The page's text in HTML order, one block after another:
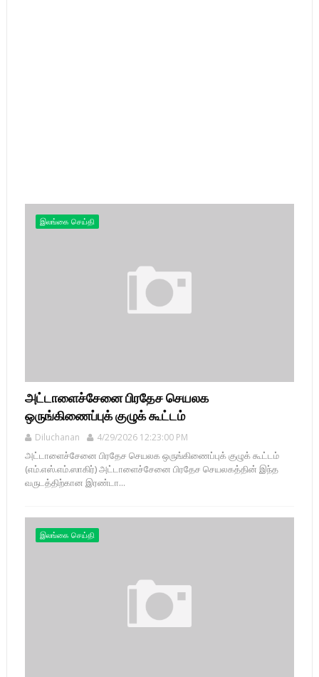
இலங்கை செய்தி
அட்டாளைச்சேனை பிரதேச செயலக
ஒருங்கிணைப்புக் குழுக் கூட்டம்
Diluchanan 4/29/2026 12:23:00 PM
அட்டாளைச்சேனை பிரதேச செயலக ஒருங்கிணைப்புக் குழுக் கூட்டம்
(எம்.எஸ்.எம்.ஸாகிர்) அட்டாளைச்சேனை பிரதேச செயலகத்தின் இந்த
வருடத்திற்கான இரண்டா...
இலங்கை செய்தி